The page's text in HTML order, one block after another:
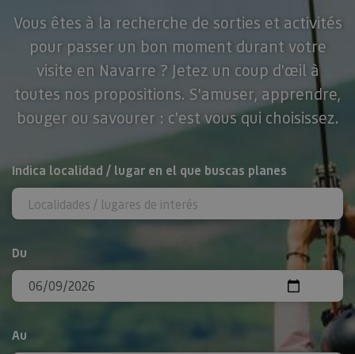
Vous êtes à la recherche de sorties et activités
pour passer un bon moment durant votre
visite en Navarre ? Jetez un coup d'œil à
toutes nos propositions. S'amuser, apprendre,
bouger ou savourer : c'est vous qui choisissez.
Rechercher
Indica localidad / lugar en el que buscas planes
Du
Au